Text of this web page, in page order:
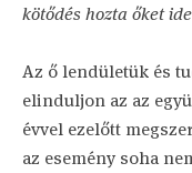
kötődés hozta őket ide
Az ő lendületük és
elinduljon az az
évvel ezelőtt
az esemény soha